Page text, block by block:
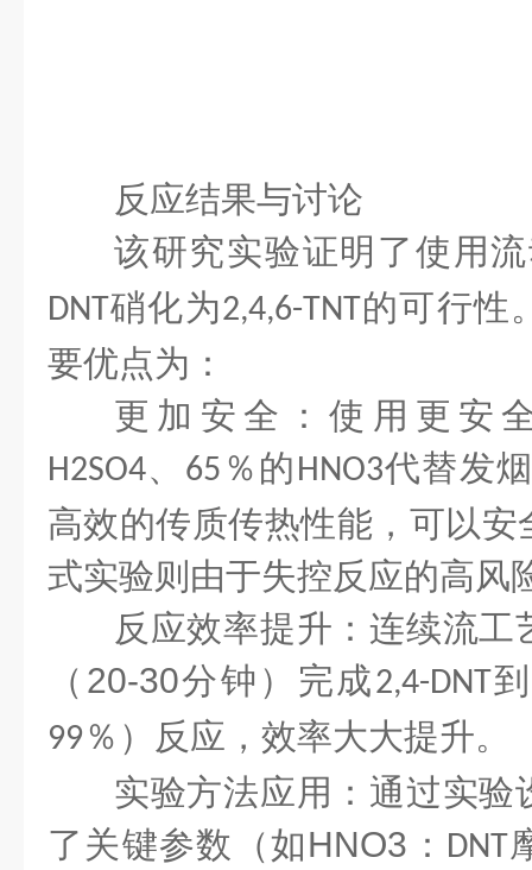
反应结果与讨论
该研究实验证明了使用
DNT硝化为2,4,6-TNT的可行性
要优点为：
更加安全：使用更安
H2SO4、 65 ％的HNO3代替发
高效的传质传热性能，可以
式实验则由于失控反应的高风
反应效率提升：连续流工
（ 20-30分钟）完成2,4-DNT到
99％）反应，效率大大提升。
实验方法应用：通过实验
了关键参数（如HNO3 ： DNT